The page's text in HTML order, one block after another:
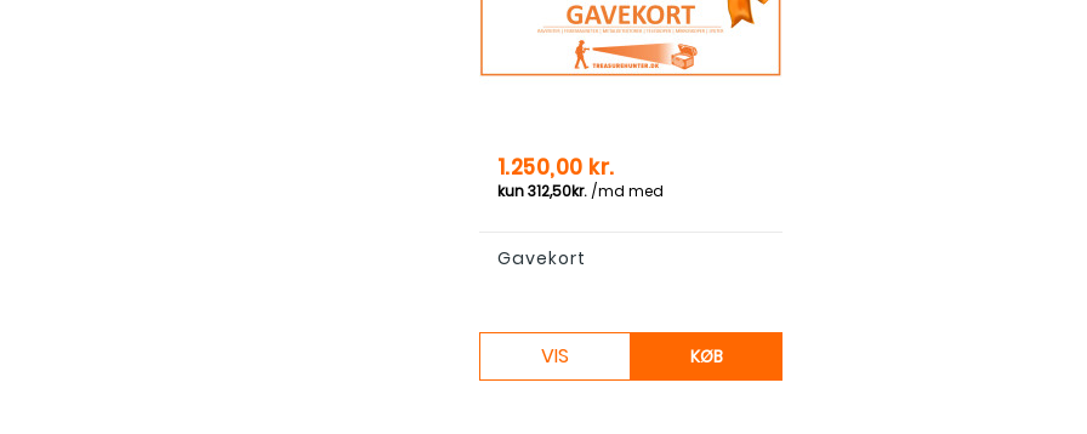
Pris
1.250,00 kr.
Gavekort
VIS KØB